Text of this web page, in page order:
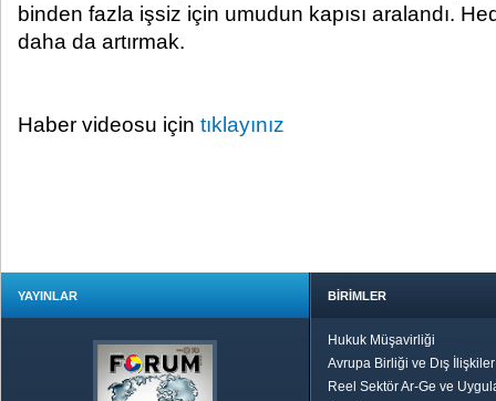
binden fazla işsiz için umudun kapısı aralandı.
daha da artırmak.
Haber videosu için tıklayınız
YAYINLAR BİRİMLER
Hukuk Müşavirliği
Avrupa Birliği ve Dış
Reel Sektör Ar-Ge ve